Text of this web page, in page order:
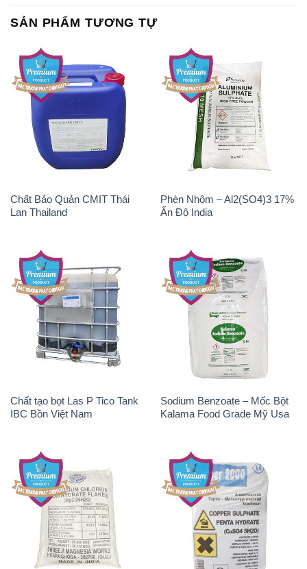
SẢN PHẨM TƯƠNG TỰ
Chất Bảo Quản CMIT Thái
Lan Thailand
Phèn Nhôm – Al2(SO4)3 17%
Ấn Độ India
Chất tạo bọt Las P Tico Tank
IBC Bồn Việt Nam
Sodium Benzoate – Mốc Bột
Kalama Food Grade Mỹ Usa